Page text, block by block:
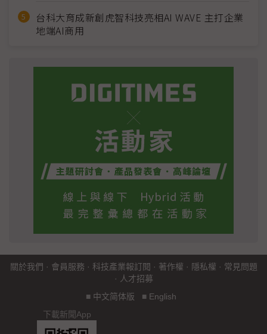
台科大育成新創虎智科技亮相AI WAVE 主打企業
地端AI商用
關於我們 · 會員服務 · 科技產業報訂閱 · 著作權 · 隱私權 · 常見問題
· 人才招募
■ 中文简体版 ■ English
下載新聞App